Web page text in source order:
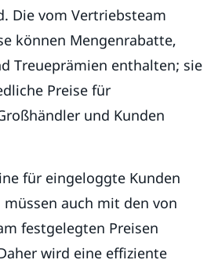
Die vom Vertriebsteam
können Mengenrabatte,
Treueprämien enthalten; sie
Preise für
und Kunden
für eingeloggte Kunden
auch mit den von
festgelegten Preisen
wird eine effiziente